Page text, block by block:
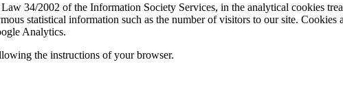
34/2002 of the Information Society Services, in the analytical cookies
statistical information such as the number of visitors to our site.
Analytics.
the instructions of your browser.